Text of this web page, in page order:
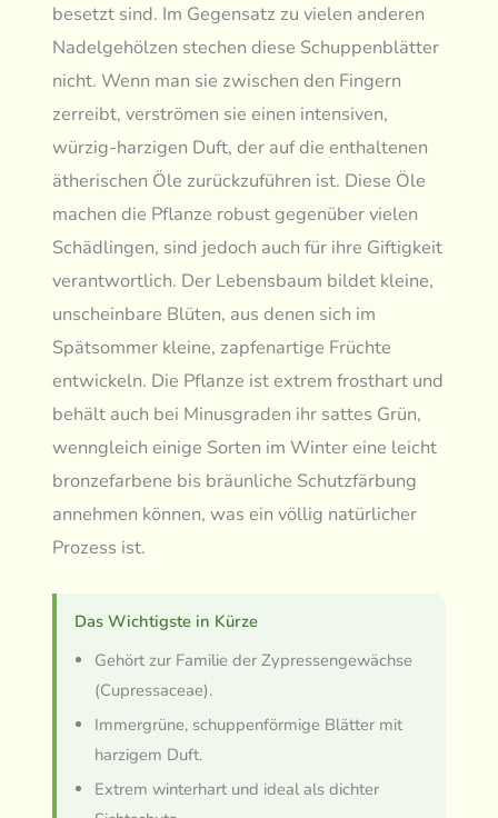
besetzt sind. Im Gegensatz zu vielen anderen
Nadelgehölzen stechen diese Schuppenblätter
nicht. Wenn man sie zwischen den Fingern
zerreibt, verströmen sie einen intensiven,
würzig-harzigen Duft, der auf die enthaltenen
ätherischen Öle zurückzuführen ist. Diese Öle
machen die Pflanze robust gegenüber vielen
Schädlingen, sind jedoch auch für ihre Giftigkeit
verantwortlich. Der Lebensbaum bildet kleine,
unscheinbare Blüten, aus denen sich im
Spätsommer kleine, zapfenartige Früchte
entwickeln. Die Pflanze ist extrem frosthart und
behält auch bei Minusgraden ihr sattes Grün,
wenngleich einige Sorten im Winter eine leicht
bronzefarbene bis bräunliche Schutzfärbung
annehmen können, was ein völlig natürlicher
Prozess ist.
Das Wichtigste in Kürze
Gehört zur Familie der Zypressengewächse
(Cupressaceae).
Immergrüne, schuppenförmige Blätter mit
harzigem Duft.
Extrem winterhart und ideal als dichter